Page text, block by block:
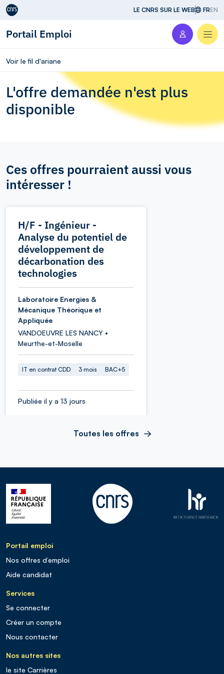
Aller au contenu LE CNRS SUR LE WEB FREN
Portail Emploi
Voir le fil d'ariane
L'offre demandée n'est plus
disponible
Ces offres pourraient aussi vous
intéresser !
H/F - Ingénieur -
Analyse du potentiel de
développement de
décarbonation des
technologies
Laboratoire Energies &
Mécanique Théorique et
Appliquée
VANDOEUVRE LES NANCY •
Meurthe-et-Moselle
IT en contrat CDD 3 mois BAC+5
Publiée il y a 13 jours
Toutes les offres
Portail emploi
Nos offres d’emploi
Aide candidat
Services
Se connecter
Créer un compte
Nous contacter
Nos autres sites
le site Carrières